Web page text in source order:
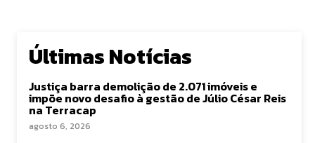
Últimas Notícias
Justiça barra demolição de 2.071 imóveis e
impõe novo desafio à gestão de Júlio César Reis
na Terracap
agosto 6, 2026